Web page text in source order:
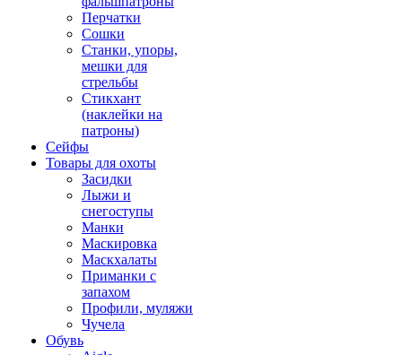
Перчатки
Сошки
Станки, упоры,
мешки для
стрельбы
Стикхант
(наклейки на
патроны)
Сейфы
Товары для охоты
Засидки
Лыжи и
снегоступы
Манки
Маскировка
Маскхалаты
Приманки с
запахом
Профили, муляжи
Чучела
Обувь